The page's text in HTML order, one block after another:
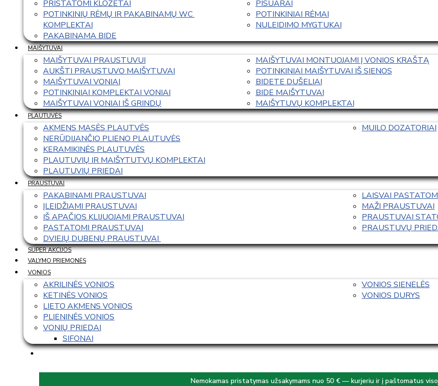
PRISTATOMI KLOZETAI
POTINKINIŲ RĖMŲ IR PAKABINAMŲ WC
KOMPLEKTAI
PAKABINAMA BIDE
PISUARAI
POTINKINIAI RĖMAI
NULEIDIMO MYGTUKAI
MAIŠYTUVAI
MAIŠYTUVAI PRAUSTUVUI
AUKŠTI PRAUSTUVO MAIŠYTUVAI
MAIŠYTUVAI VONIAI
POTINKINIAI KOMPLEKTAI VONIAI
MAIŠYTUVAI VONIAI IŠ GRINDŲ
MAIŠYTUVAI MONTUOJAMI Į VONIOS KRAŠTĄ
POTINKINIAI MAIŠYTUVAI IŠ SIENOS
BIDETE DUŠELIAI
BIDE MAIŠYTUVAI
MAIŠYTUVŲ KOMPLEKTAI
PLAUTUVĖS
AKMENS MASĖS PLAUTVĖS
NERŪDIJANČIO PLIENO PLAUTUVĖS
KERAMIKINĖS PLAUTUVĖS
PLAUTUVIŲ IR MAIŠYTUTVŲ KOMPLEKTAI
PLAUTUVIŲ PRIEDAI
MUILO DOZATORIAI
PRAUSTUVAI
PAKABINAMI PRAUSTUVAI
ĮLEIDŽIAMI PRAUSTUVAI
IŠ APAČIOS KLIJUOJAMI PRAUSTUVAI
PASTATOMI PRAUSTUVAI
DVIEJŲ DUBENŲ PRAUSTUVAI
LAISVAI
MAŽI PRAUSTUVAI
PRAUSTUVAI
PRAUSTUVŲ
SUPER AKCIJOS
VALYMO PRIEMONĖS
VONIOS
AKRILINĖS VONIOS
KETINĖS VONIOS
LIETO AKMENS VONIOS
PLIENINĖS VONIOS
VONIŲ PRIEDAI
SIFONAI
VONIOS SIENELĖS
VONIOS DURYS
Nemokamas pristatymas užsakymams nuo 50 € — kurjeriu ir į paštomatus